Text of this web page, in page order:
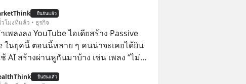
นคราบความน่าเชื่อถือกันค่ะ #แก้เกม
ป้าเก๋าเล่ากลโกง #LivesSustainably #อยู่
น #CyberSecurity #ป้าเก๋า
#FinancialLiteracy
ยืนยันแล้ว
โมงที่แล้ว • ธุรกิจ
เพลงลง YouTube ไอเดียสร้าง Passive
ในยุคนี้ ตอนนี้หลาย ๆ คนน่าจะเคยได้ยิน
AI สร้างผ่านหูกันมาบ้าง เช่น เพลง “ไม่มี
ดรับชมกว่า 26 ล้านครั้งแล้ว
ยืนยันแล้ว